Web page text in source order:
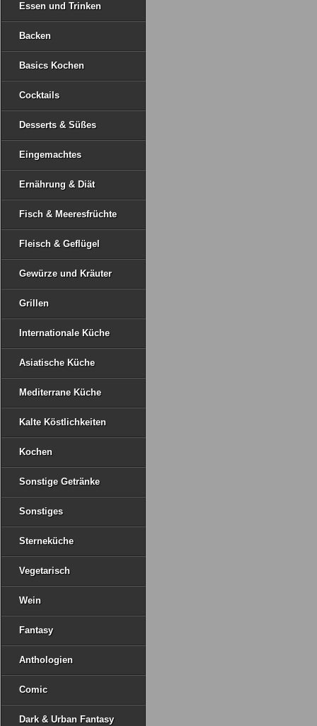
Essen und Trinken
Backen
Basics Kochen
Cocktails
Desserts & Süßes
Eingemachtes
Ernährung & Diät
Fisch & Meeresfrüchte
Fleisch & Geflügel
Gewürze und Kräuter
Grillen
Internationale Küche
Asiatische Küche
Mediterrane Küche
Kalte Köstlichkeiten
Kochen
Sonstige Getränke
Sonstiges
Sterneküche
Vegetarisch
Wein
Fantasy
Anthologien
Comic
Dark & Urban Fantasy